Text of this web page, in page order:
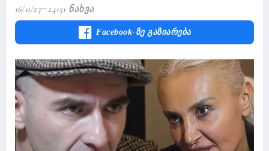
16/11/23 24151 Ნახვა
Facebook-Ზე Გაზიარება